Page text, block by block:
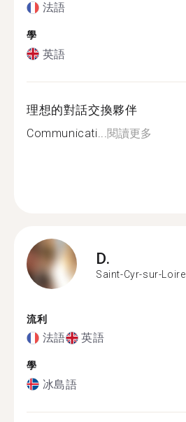
法語
學
英語
理想的對話交換夥伴
Communicati... 閱讀更多
D.
Saint-Cyr-sur-Loire
流利
法語 英語
學
冰島語